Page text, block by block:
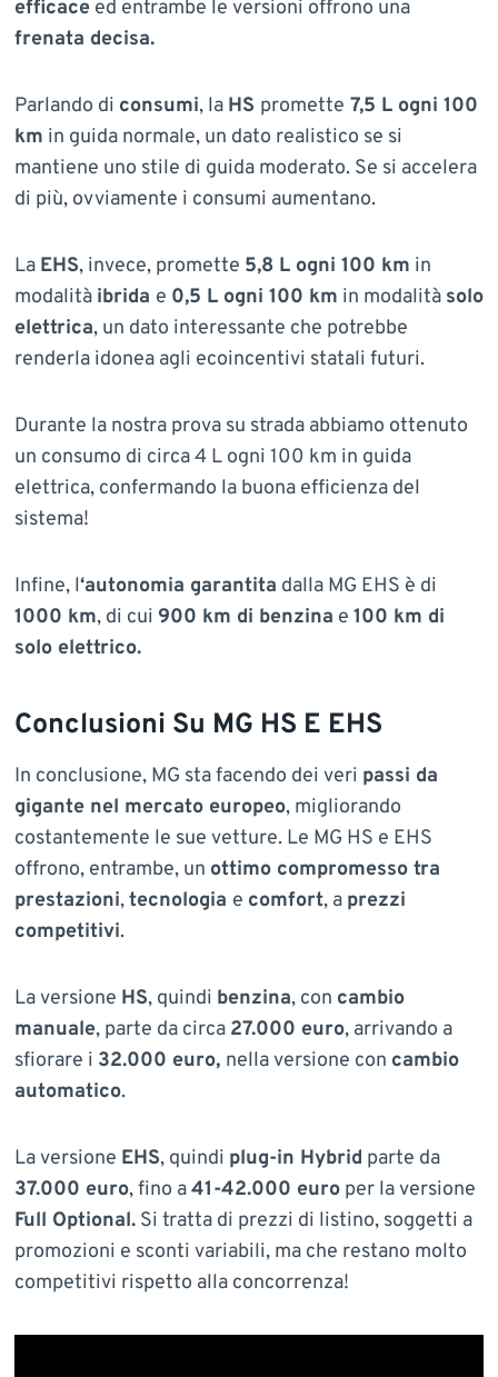
efficaceed entrambe le versioni offrono una
frenata decisa.
Parlando di consumi, la HS promette 7,5 L ogni 100
km in guida normale, un dato realistico se si
mantiene uno stile di guida moderato. Se si accelera
di più, ovviamente i consumi aumentano.
La EHS, invece, promette 5,8 L ogni 100 km in
modalità ibrida e 0,5 L ogni 100 km in modalità solo
elettrica, un dato interessante che potrebbe
renderla idonea agli ecoincentivi statali futuri.
Durante la nostra prova su strada abbiamo ottenuto
un consumo di circa 4 L ogni 100 km in guida
elettrica, confermando la buona efficienza del
sistema!
Infine, l‘autonomia garantita dalla MG EHS è di
1000 km, di cui 900 km di benzina e 100 km di
solo elettrico.
Conclusioni Su MG HS E EHS
In conclusione, MG sta facendo dei veri passi da
gigante nel mercato europeo, migliorando
costantemente le sue vetture. Le MG HS e EHS
offrono, entrambe, un ottimo compromesso tra
prestazioni,tecnologia e comfort, a prezzi
competitivi.
La versione HS, quindi benzina, con cambio
manuale, parte da circa 27.000 euro, arrivando a
sfiorare i 32.000 euro, nella versione con cambio
automatico.
La versione EHS, quindi plug-in Hybrid parte da
37.000 euro, fino a41-42.000 europer la versione
Full Optional.Si tratta di prezzi di listino, soggetti a
promozioni e sconti variabili, ma che restano molto
competitivi rispetto alla concorrenza!